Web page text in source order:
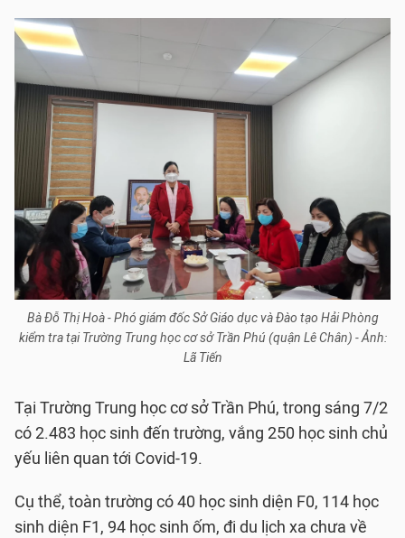
Bà Đỗ Thị Hoà - Phó giám đốc Sở Giáo dục và Đào tạo Hải Phòng
kiểm tra tại Trường Trung học cơ sở Trần Phú (quận Lê Chân) - Ảnh:
Lã Tiến
Tại Trường Trung học cơ sở Trần Phú, trong sáng 7/2
có 2.483 học sinh đến trường, vắng 250 học sinh chủ
yếu liên quan tới Covid-19.
Cụ thể, toàn trường có 40 học sinh diện F0, 114 học
sinh diện F1, 94 học sinh ốm, đi du lịch xa chưa về